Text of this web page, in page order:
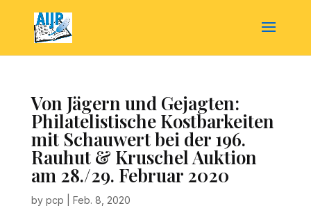
Von Jägern und Gejagten:
Philatelistische Kostbarkeiten
mit Schauwert bei der 196.
Rauhut & Kruschel Auktion
am 28./29. Februar 2020
by pcp Feb. 8, 2020